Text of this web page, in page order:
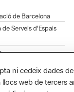
de Barcelona
de Serveis d'Espais
ni cedeix dades
web de tercers